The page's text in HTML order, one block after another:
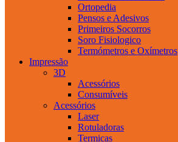
Ortopedia
Pensos e Adesivos
Primeiros Socorros
Soro Fisiologico
Termómetros e Oxímetros
Impressão
3D
Acessórios
Consumíveis
Acessórios
Laser
Rotuladoras
Termicas